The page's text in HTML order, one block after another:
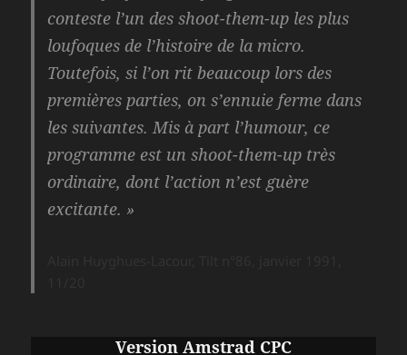
conteste l’un des shoot-them-up les plus
loufoques de l’histoire de la micro.
Toutefois, si l’on rit beaucoup lors des
premières parties, on s’ennuie ferme dans
les suivantes. Mis à part l’humour, ce
programme est un shoot-them-up très
ordinaire, dont l’action n’est guère
excitante. »
Version Amstrad CPC